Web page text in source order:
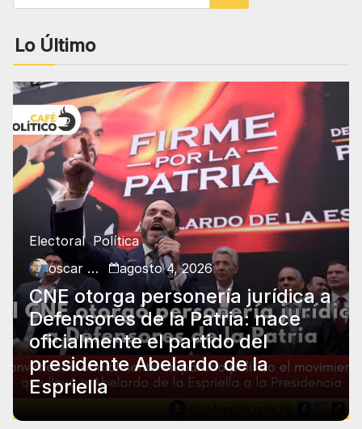
Lo Último
Electoral Política
oscar charry
agosto 4, 2026
CNE otorga personería jurídica a
Defensores de la Patria: nace
oficialmente el partido del
presidente Abelardo de la
Espriella